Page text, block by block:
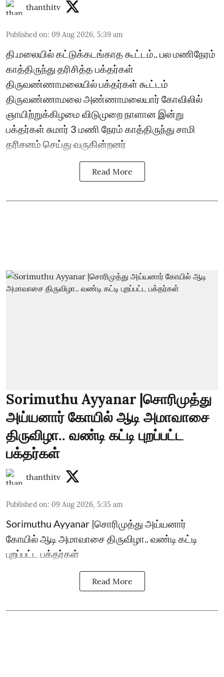
thanthitv
Published on: 09 Aug 2026, 5:39 am
தி.மலையில் கட்டுக்கடங்காத கூட்டம்.. பல மணிநேரம்
காத்திருந்து தரிசித்த பக்தர்கள்
திருவண்ணாமலையில் பக்தர்கள் கூட்டம்
திருவண்ணாமலை அண்ணாமலையார் கோவிலில்
ஞாயிற்றுக்கிழமை விடுமுறை நாளான இன்று
பக்தர்கள் சுமார் 3 மணி நேரம் காத்திருந்து சாமி
தரிசனம் செய்து வருகின்றனர்
Read More
Sorimuthu Ayyanar |சொரிமுத்து
அய்யனார் கோயில் ஆடி அமாவாசை
திருவிழா.. வண்டி கட்டி புறப்பட்ட
பக்தர்கள்
thanthitv
Published on: 09 Aug 2026, 5:35 am
Sorimuthu Ayyanar |சொரிமுத்து அய்யனார்
கோயில் ஆடி அமாவாசை திருவிழா.. வண்டி கட்டி
புறப்பட்ட பக்தர்கள்
Read More